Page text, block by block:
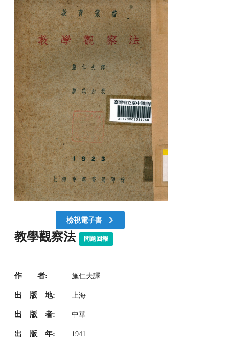
檢視電子書
教學觀察法 問題回報
作 者: 施仁夫譯
出 版 地: 上海
出 版 者: 中華
出 版 年: 1941